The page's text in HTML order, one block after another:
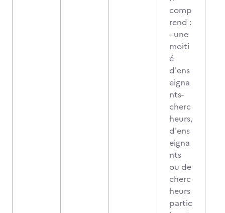
comp
rend :
- une
moiti
é
d'ens
eigna
nts-
cherc
heurs,
d'ens
eigna
nts
ou de
cherc
heurs
partic